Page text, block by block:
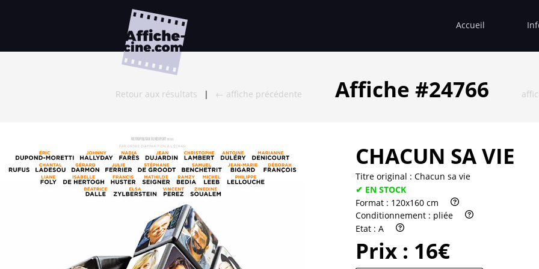
Accueil
Retour aux résultats | ← affiche précédente Affiche #24766
CHACUN SA VIE
Titre original : Chacun sa vie
✔ EN STOCK
Format : 120x160 cm
Conditionnement : pliée
Etat : A
Prix : 16€